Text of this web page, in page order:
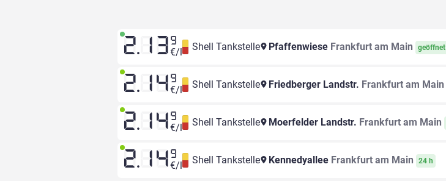
2.13 9
€/l Shell Tankstelle Pfaffenwiese Frankfurt am Main geöffnet
2.14 9
€/l Shell Tankstelle Friedberger Landstr. Frankfurt am Main
2.14 9
€/l Shell Tankstelle Moerfelder Landstr. Frankfurt am Main
2.14 9
€/l Shell Tankstelle Kennedyallee Frankfurt am Main 24 h